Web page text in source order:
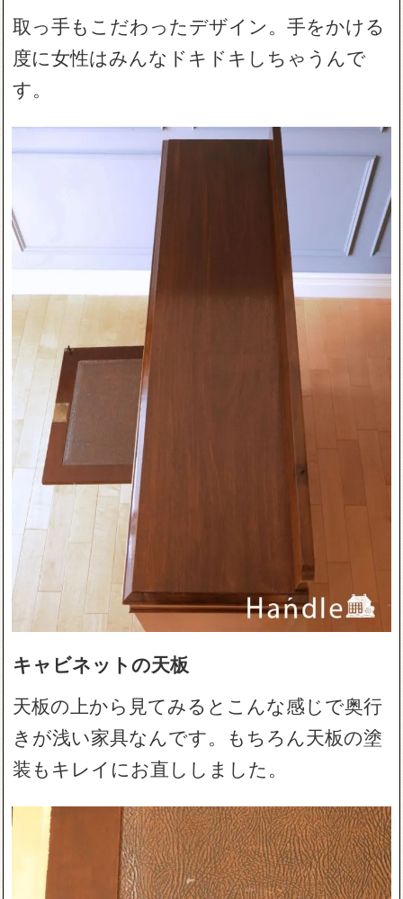
取っ手もこだわったデザイン。手をかける
度に女性はみんなドキドキしちゃうんで
す。
キャビネットの天板
天板の上から見てみるとこんな感じで奥行
きが浅い家具なんです。もちろん天板の塗
装もキレイにお直ししました。